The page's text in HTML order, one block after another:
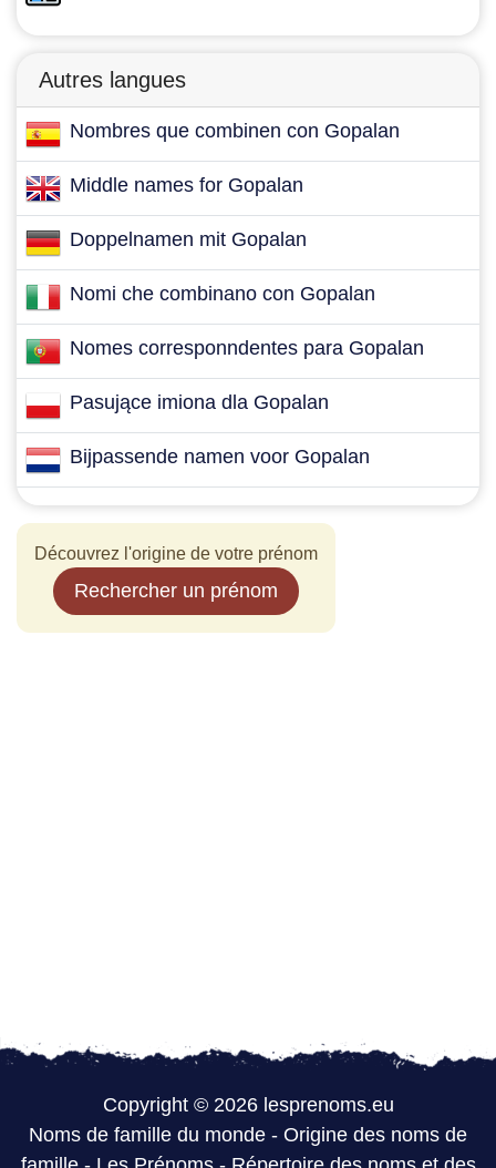
Autres langues
Nombres que combinen con Gopalan
Middle names for Gopalan
Doppelnamen mit Gopalan
Nomi che combinano con Gopalan
Nomes corresponndentes para Gopalan
Pasujące imiona dla Gopalan
Bijpassende namen voor Gopalan
Découvrez l'origine de votre prénom
Rechercher un prénom
Copyright © 2026 lesprenoms.eu
Noms de famille du monde - Origine des noms de